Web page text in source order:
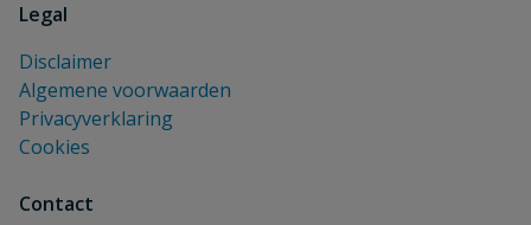
Legal
Disclaimer
Algemene voorwaarden
Privacyverklaring
Cookies
Contact